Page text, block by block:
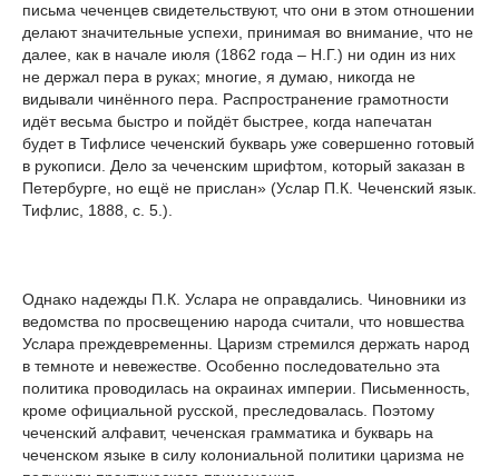
письма чеченцев свидетельствуют, что они в этом отношении
делают значительные успехи, принимая во внимание, что не
далее, как в начале июля (1862 года – Н.Г.) ни один из них
не держал пера в руках; многие, я думаю, никогда не
видывали чинённого пера. Распространение грамотности
идёт весьма быстро и пойдёт быстрее, когда напечатан
будет в Тифлисе чеченский букварь уже совершенно готовый
в рукописи. Дело за чеченским шрифтом, который заказан в
Петербурге, но ещё не прислан» (Услар П.К. Чеченский язык.
Тифлис, 1888, с. 5.).
Однако надежды П.К. Услара не оправдались. Чиновники из
ведомства по просвещению народа считали, что новшества
Услара преждевременны. Царизм стремился держать народ
в темноте и невежестве. Особенно последовательно эта
политика проводилась на окраинах империи. Письменность,
кроме официальной русской, преследовалась. Поэтому
чеченский алфавит, чеченская грамматика и букварь на
чеченском языке в силу колониальной политики царизма не